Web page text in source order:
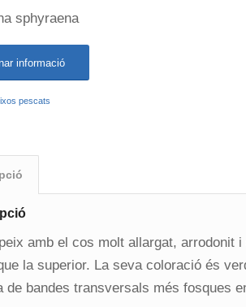
sphyraena
informació
pescats
amb el cos molt allargat, arrodonit
la superior. La seva coloració és
de bandes transversals més fosques